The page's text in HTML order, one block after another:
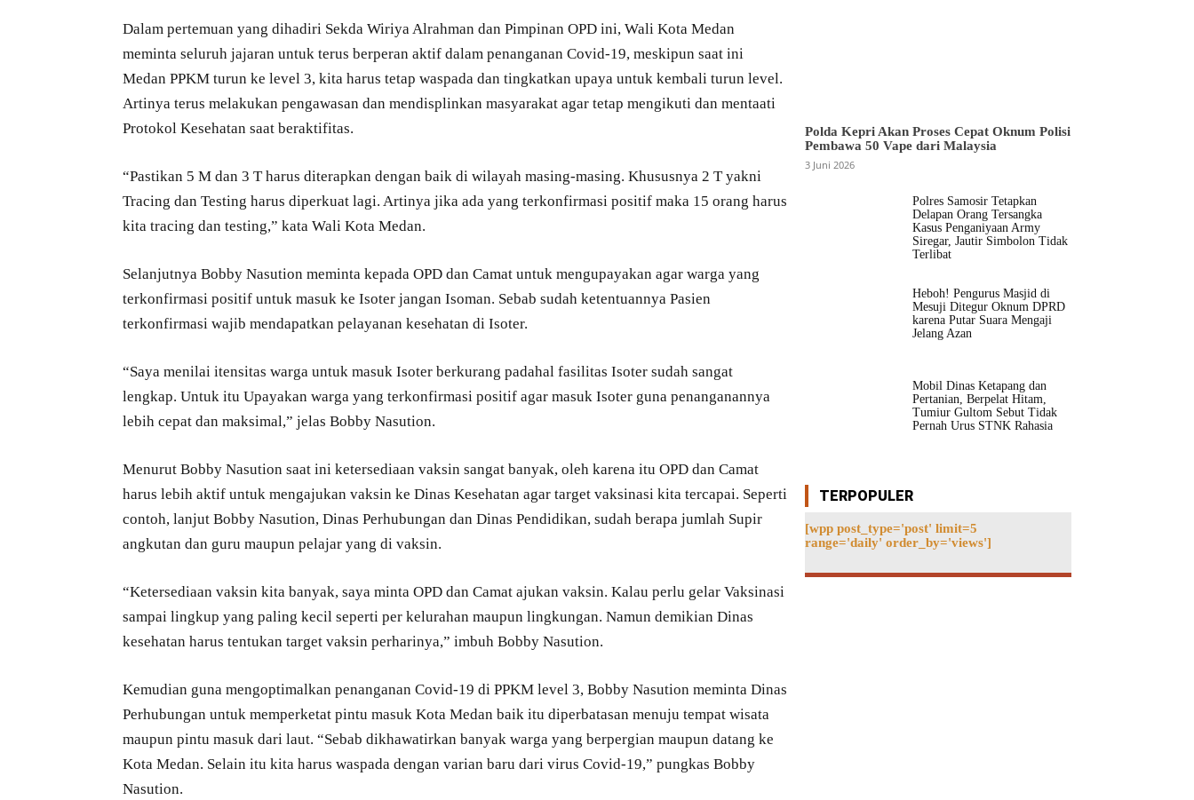
Dalam pertemuan yang dihadiri Sekda Wiriya Alrahman dan Pimpinan OPD ini, Wali Kota Medan
meminta seluruh jajaran untuk terus berperan aktif dalam penanganan Covid-19, meskipun saat ini
Medan PPKM turun ke level 3, kita harus tetap waspada dan tingkatkan upaya untuk kembali turun level.
Artinya terus melakukan pengawasan dan mendisplinkan masyarakat agar tetap mengikuti dan mentaati
Protokol Kesehatan saat beraktifitas.
“Pastikan 5 M dan 3 T harus diterapkan dengan baik di wilayah masing-masing. Khususnya 2 T yakni
Tracing dan Testing harus diperkuat lagi. Artinya jika ada yang terkonfirmasi positif maka 15 orang harus
kita tracing dan testing,” kata Wali Kota Medan.
Selanjutnya Bobby Nasution meminta kepada OPD dan Camat untuk mengupayakan agar warga yang
terkonfirmasi positif untuk masuk ke Isoter jangan Isoman. Sebab sudah ketentuannya Pasien
terkonfirmasi wajib mendapatkan pelayanan kesehatan di Isoter.
“Saya menilai itensitas warga untuk masuk Isoter berkurang padahal fasilitas Isoter sudah sangat
lengkap. Untuk itu Upayakan warga yang terkonfirmasi positif agar masuk Isoter guna penanganannya
lebih cepat dan maksimal,” jelas Bobby Nasution.
Menurut Bobby Nasution saat ini ketersediaan vaksin sangat banyak, oleh karena itu OPD dan Camat
harus lebih aktif untuk mengajukan vaksin ke Dinas Kesehatan agar target vaksinasi kita tercapai. Seperti
contoh, lanjut Bobby Nasution, Dinas Perhubungan dan Dinas Pendidikan, sudah berapa jumlah Supir
angkutan dan guru maupun pelajar yang di vaksin.
“Ketersediaan vaksin kita banyak, saya minta OPD dan Camat ajukan vaksin. Kalau perlu gelar Vaksinasi
sampai lingkup yang paling kecil seperti per kelurahan maupun lingkungan. Namun demikian Dinas
kesehatan harus tentukan target vaksin perharinya,” imbuh Bobby Nasution.
Kemudian guna mengoptimalkan penanganan Covid-19 di PPKM level 3, Bobby Nasution meminta Dinas
Perhubungan untuk memperketat pintu masuk Kota Medan baik itu diperbatasan menuju tempat wisata
maupun pintu masuk dari laut. “Sebab dikhawatirkan banyak warga yang berpergian maupun datang ke
Kota Medan. Selain itu kita harus waspada dengan varian baru dari virus Covid-19,” pungkas Bobby
Nasution.
Polda Kepri Akan Proses Cepat Oknum Polisi
Pembawa 50 Vape dari Malaysia
3 Juni 2026
Polres Samosir Tetapkan
Delapan Orang Tersangka
Kasus Penganiyaan Army
Siregar, Jautir Simbolon Tidak
Terlibat
Heboh! Pengurus Masjid di
Mesuji Ditegur Oknum DPRD
karena Putar Suara Mengaji
Jelang Azan
Mobil Dinas Ketapang dan
Pertanian, Berpelat Hitam,
Tumiur Gultom Sebut Tidak
Pernah Urus STNK Rahasia
TERPOPULER
[wpp post_type='post' limit=5
range='daily' order_by='views']